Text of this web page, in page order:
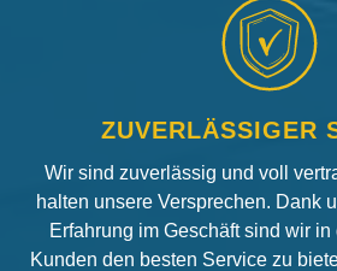
ZUVERLÄSSIGER
Wir sind zuverlässig und voll
halten unsere Versprechen. Dank
Erfahrung im Geschäft sind wir
Kunden den besten Service zu